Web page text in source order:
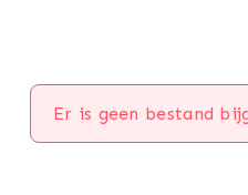
Er is geen bestand